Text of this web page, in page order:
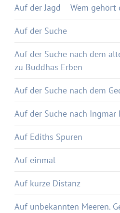
Auf der Jagd – Wem gehört
Auf der Suche
Auf der Suche nach dem
zu Buddhas Erben
Auf der Suche nach dem
Auf der Suche nach Ingmar
Auf Ediths Spuren
Auf einmal
Auf kurze Distanz
Auf unbekannten Meeren.